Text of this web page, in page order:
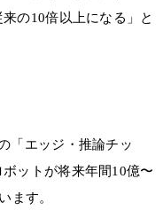
の10倍以上になる」と
「エッジ・推論チッ
ットが将来年間10億〜
ます。